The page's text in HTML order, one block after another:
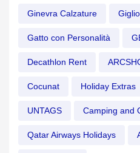
Ginevra Calzature
Gatto con Personalità
Decathlon Rent
Cocunat Holiday Extras
UNTAGS Camping and
Qatar Airways Holidays